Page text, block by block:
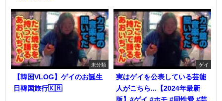
未分類
【韓国VLOG】ゲイのお誕生
日韓国旅行🇰🇷
ゲイ
実はゲイを公表している芸能
人がこちら...【2024年最新
版】#ゲイ #ホモ #同性愛 #芸